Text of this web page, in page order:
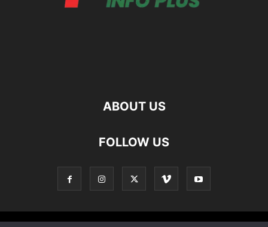
ABOUT US
FOLLOW US